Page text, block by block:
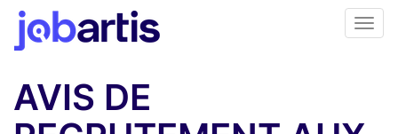
AVIS DE